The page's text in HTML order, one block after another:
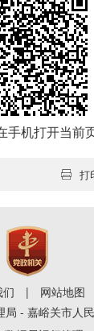
手机打开当前
打
们 |
网站地图
局 - 嘉峪关市人